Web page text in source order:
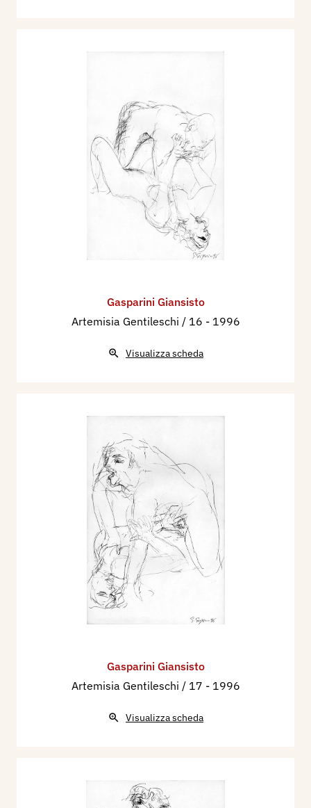
Gasparini Giansisto
Artemisia Gentileschi / 16 - 1996
Visualizza scheda
Gasparini Giansisto
Artemisia Gentileschi / 17 - 1996
Visualizza scheda